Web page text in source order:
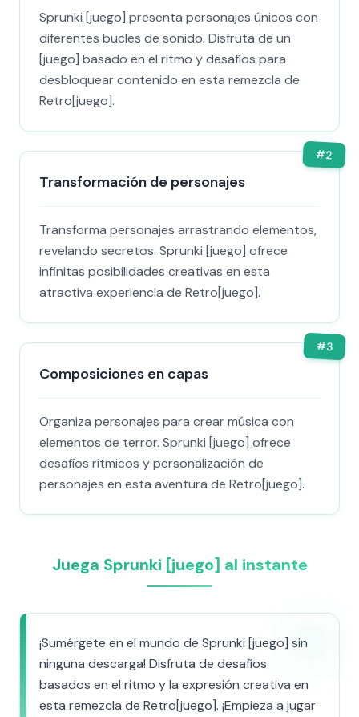
Sprunki [juego] presenta personajes únicos con
diferentes bucles de sonido. Disfruta de un
[juego] basado en el ritmo y desafíos para
desbloquear contenido en esta remezcla de
Retro[juego].
#2
Transformación de personajes
Transforma personajes arrastrando elementos,
revelando secretos. Sprunki [juego] ofrece
infinitas posibilidades creativas en esta
atractiva experiencia de Retro[juego].
#3
Composiciones en capas
Organiza personajes para crear música con
elementos de terror. Sprunki [juego] ofrece
desafíos rítmicos y personalización de
personajes en esta aventura de Retro[juego].
Juega Sprunki [juego] al instante
¡Sumérgete en el mundo de Sprunki [juego] sin
ninguna descarga! Disfruta de desafíos
basados en el ritmo y la expresión creativa en
esta remezcla de Retro[juego]. ¡Empieza a jugar